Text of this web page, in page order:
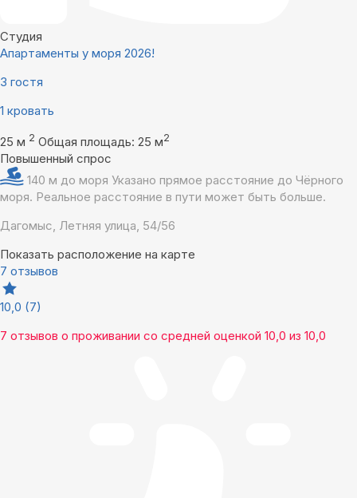
Студия
Апартаменты у моря 2026!
3 гостя
1 кровать
25 м 2 Общая площадь: 25 м2
Повышенный спрос
140 м до моря Указано прямое расстояние до Чёрного
моря. Реальное расстояние в пути может быть больше.
Дагомыс, Летняя улица, 54/56
Показать расположение на карте
7 отзывов
10,0 (7)
7 отзывов о проживании со средней оценкой 10,0 из 10,0